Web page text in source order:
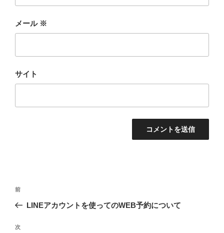
メール ※
サイト
投
ビ
前
の
稿
前
LINEアカウントを使ってのWEB予約について
次
次